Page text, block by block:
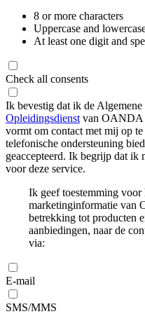
8 or more characters
Uppercase and
At least one digit and
Check all consents
Ik bevestig dat ik de
Opleidingsdienst van OANDA
vormt om contact met mij op
telefonische ondersteuning
geaccepteerd. Ik begrijp dat ik
voor deze service.
Ik geef toestemming voor
marketinginformatie van
betrekking tot producten
aanbiedingen, naar de
via:
E-mail
SMS/MMS